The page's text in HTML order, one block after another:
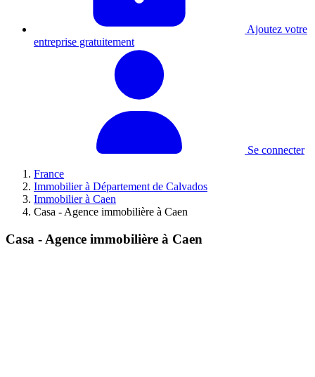
Ajoutez votre
entreprise gratuitement
Se connecter
France
Immobilier à Département de Calvados
Immobilier à Caen
Casa - Agence immobilière à Caen
Casa - Agence immobilière à Caen